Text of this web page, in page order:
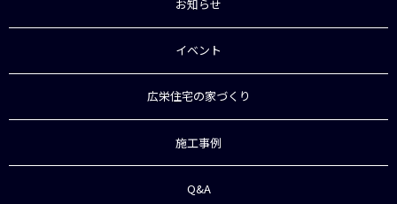
お知らせ
イベント
広栄住宅の家づくり
施工事例
Q&A